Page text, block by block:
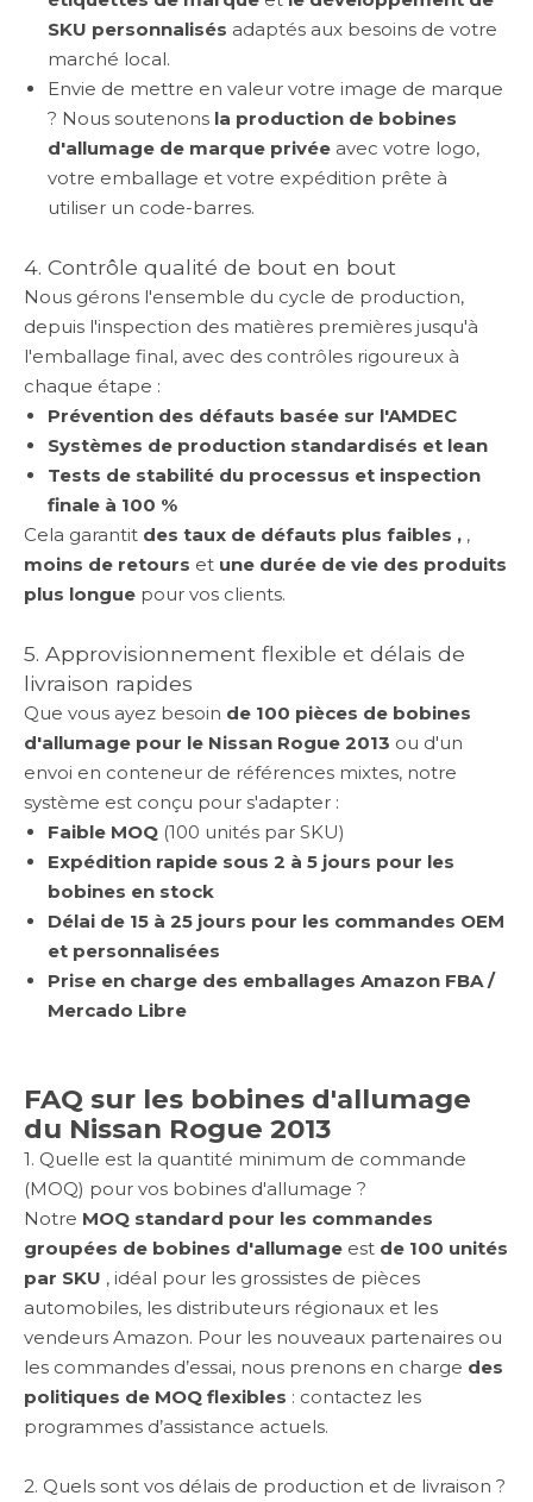
SKU personnalisés adaptés aux besoins de votre
marché local.
Envie de mettre en valeur votre image de marque
? Nous soutenons la production de bobines
d'allumage de marque privée avec votre logo,
votre emballage et votre expédition prête à
utiliser un code-barres.
4. Contrôle qualité de bout en bout
Nous gérons l'ensemble du cycle de production,
depuis l'inspection des matières premières jusqu'à
l'emballage final, avec des contrôles rigoureux à
chaque étape :
Prévention des défauts basée sur l'AMDEC
Systèmes de production standardisés et lean
Tests de stabilité du processus et inspection
finale à 100 %
Cela garantit des taux de défauts plus faibles , ,
moins de retours et une durée de vie des produits
plus longue pour vos clients.
5. Approvisionnement flexible et délais de
livraison rapides
Que vous ayez besoin de 100 pièces de bobines
d'allumage pour le Nissan Rogue 2013 ou d'un
envoi en conteneur de références mixtes, notre
système est conçu pour s'adapter :
Faible MOQ (100 unités par SKU)
Expédition rapide sous 2 à 5 jours pour les
bobines en stock
Délai de 15 à 25 jours pour les commandes OEM
et personnalisées
Prise en charge des emballages Amazon FBA /
Mercado Libre
FAQ sur les bobines d'allumage
du Nissan Rogue 2013
1. Quelle est la quantité minimum de commande
(MOQ) pour vos bobines d'allumage ?
Notre MOQ standard pour les commandes
groupées de bobines d'allumage est de 100 unités
par SKU , idéal pour les grossistes de pièces
automobiles, les distributeurs régionaux et les
vendeurs Amazon. Pour les nouveaux partenaires ou
les commandes d’essai, nous prenons en charge des
politiques de MOQ flexibles : contactez les
programmes d’assistance actuels.
2. Quels sont vos délais de production et de livraison ?